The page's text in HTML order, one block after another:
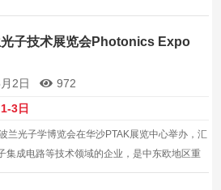
子技术展览会Photonics Expo
2日
972
3日
兰光子学博览会在华沙PTAK展览中心举办，汇
集成电路等技术领域的企业，是中东欧地区重